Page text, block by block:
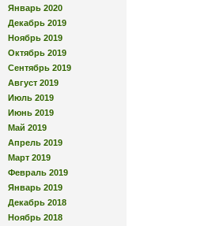
Январь 2020
Декабрь 2019
Ноябрь 2019
Октябрь 2019
Сентябрь 2019
Август 2019
Июль 2019
Июнь 2019
Май 2019
Апрель 2019
Март 2019
Февраль 2019
Январь 2019
Декабрь 2018
Ноябрь 2018